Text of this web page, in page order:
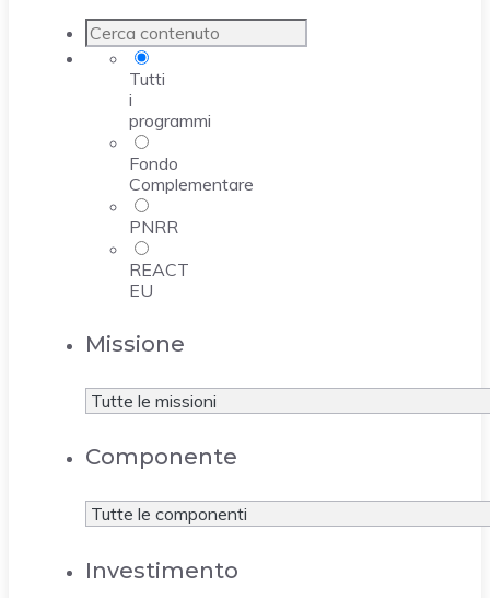
Tutti
i
programmi
Fondo
Complementare
PNRR
REACT
EU
Missione
Componente
Investimento